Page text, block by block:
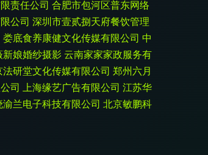
责任公司 合肥市包河区普东网络
公司 深圳市壹贰捌天府餐饮管理
娄底食养康健文化传媒有限公司 中
新娘婚纱摄影云南家家家政服务有
法研堂文化传媒有限公司 郑州六月
司 上海缘艺广告有限公司 江苏华
渝兰电子科技有限公司 北京敏鹏科